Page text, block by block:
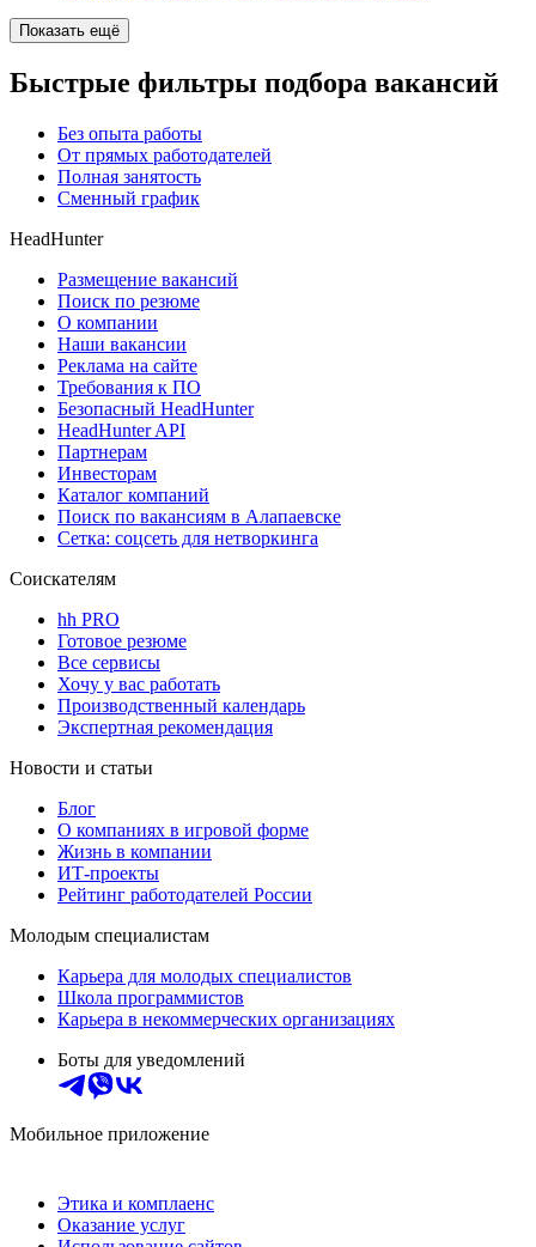
Показать ещё
Быстрые фильтры подбора вакансий
Без опыта работы
От прямых работодателей
Полная занятость
Сменный график
HeadHunter
Размещение вакансий
Поиск по резюме
О компании
Наши вакансии
Реклама на сайте
Требования к ПО
Безопасный HeadHunter
HeadHunter API
Партнерам
Инвесторам
Каталог компаний
Поиск по вакансиям в Алапаевске
Сетка: соцсеть для нетворкинга
Соискателям
hh PRO
Готовое резюме
Все сервисы
Хочу у вас работать
Производственный календарь
Экспертная рекомендация
Новости и статьи
Блог
О компаниях в игровой форме
Жизнь в компании
ИТ-проекты
Рейтинг работодателей России
Молодым специалистам
Карьера для молодых специалистов
Школа программистов
Карьера в некоммерческих организациях
Боты для уведомлений
Мобильное приложение
Этика и комплаенс
Оказание услуг